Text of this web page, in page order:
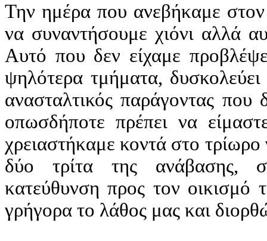
Την ημέρα που ανεβήκαμε στον
να συναντήσουμε χιόνι αλλά
Αυτό που δεν είχαμε
ψηλότερα τμήματα, δυσκολεύει
ανασταλτικός παράγοντας
οπωσδήποτε πρέπει να
χρειαστήκαμε κοντά στο
δύο τρίτα της ανάβασης,
κατεύθυνση προς τον οικισμό
γρήγορα το λάθος μας και